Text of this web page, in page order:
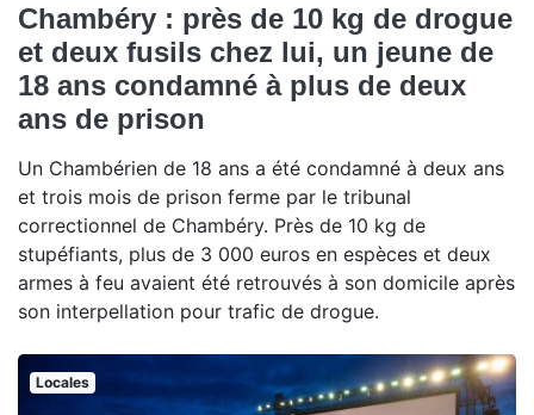
Chambéry : près de 10 kg de drogue
et deux fusils chez lui, un jeune de
18 ans condamné à plus de deux
ans de prison
Un Chambérien de 18 ans a été condamné à deux ans
et trois mois de prison ferme par le tribunal
correctionnel de Chambéry. Près de 10 kg de
stupéfiants, plus de 3 000 euros en espèces et deux
armes à feu avaient été retrouvés à son domicile après
son interpellation pour trafic de drogue.
Locales